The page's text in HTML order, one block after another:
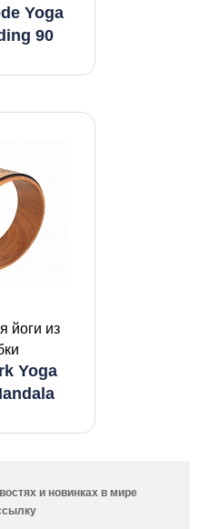
Yoga
90
йоги из
Yoga
и новинках в мире